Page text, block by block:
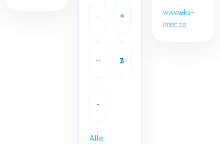
Alle
www.eks-
intec.de